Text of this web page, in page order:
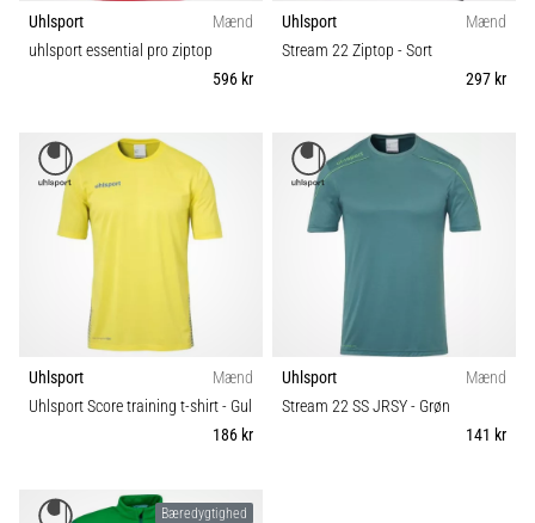
Uhlsport
Mænd
uhlsport essential pro ziptop
596 kr
Uhlsport
Mænd
Stream 22 Ziptop - Sort
297 kr
Uhlsport
Mænd
Uhlsport Score training t-shirt- Gul
186 kr
Uhlsport
Mænd
Stream 22 SS JRSY- Grøn
141 kr
Bæredygtighed